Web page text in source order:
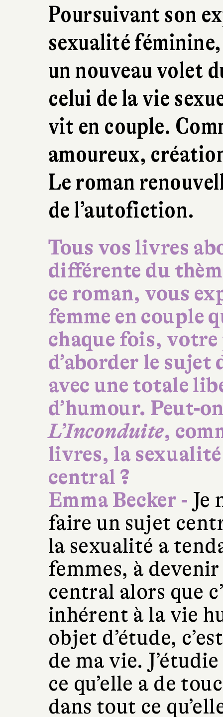
Poursuivant son
sexualité
un nouveau volet
celui de la vie
vit en couple.
amoureux,
Le roman
de l’autofiction.
Tous vos livres
différente du
ce roman, vous
femme en couple
chaque fois,
d’aborder le sujet
avec une totale
d’humour. Peut-
L’Inconduite,
livres, la sexualité
central ?
Emma Becker - Je
faire un sujet
la sexualité a
femmes, à
central alors que
inhérent à la vie
objet d’étude,
de ma vie.
ce qu’elle a de
dans tout ce